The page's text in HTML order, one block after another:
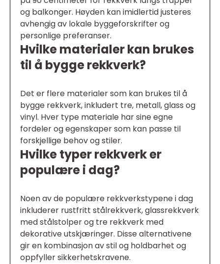
og balkonger. Høyden kan imidlertid justeres
avhengig av lokale byggeforskrifter og
personlige preferanser.
Hvilke materialer kan brukes
til å bygge rekkverk?
Det er flere materialer som kan brukes til å
bygge rekkverk, inkludert tre, metall, glass og
vinyl. Hver type materiale har sine egne
fordeler og egenskaper som kan passe til
forskjellige behov og stiler.
Hvilke typer rekkverk er
populære i dag?
Noen av de populære rekkverkstypene i dag
inkluderer rustfritt stålrekkverk, glassrekkverk
med stålstolper og tre rekkverk med
dekorative utskjæringer. Disse alternativene
gir en kombinasjon av stil og holdbarhet og
oppfyller sikkerhetskravene.